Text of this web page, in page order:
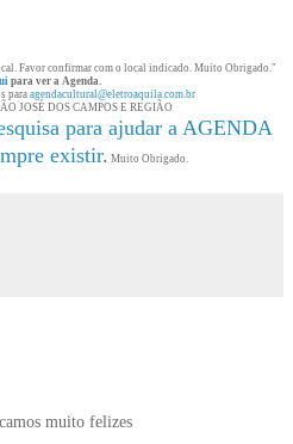
Favor confirmar com o local indicado. Muito Obrigado."
para ver a Agenda.
para agendacultural@eletroaquila.com.br
JOSÉ DOS CAMPOS E REGIÃO
para ajudar a AGENDA
existir. Muito Obrigado.
muito felizes